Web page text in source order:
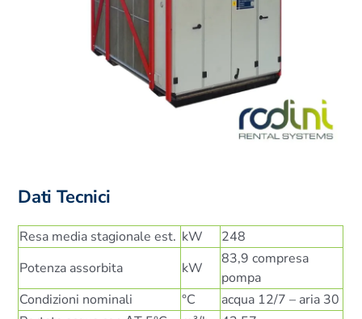
Dati Tecnici
Resa media stagionale est. kW
248
Potenza assorbita
kW
83,9 compresa
pompa
Condizioni nominali
°C
acqua 12/7 – aria 30